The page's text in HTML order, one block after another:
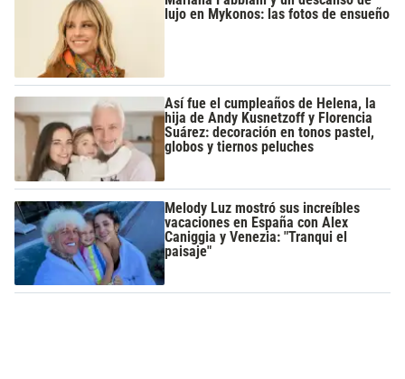
lujo en Mykonos: las fotos de ensueño
Así fue el cumpleaños de Helena, la
hija de Andy Kusnetzoff y Florencia
Suárez: decoración en tonos pastel,
globos y tiernos peluches
Melody Luz mostró sus increíbles
vacaciones en España con Alex
Caniggia y Venezia: "Tranqui el
paisaje"